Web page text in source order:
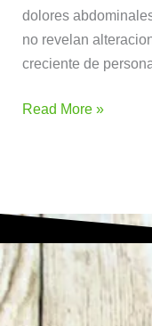
dolores
no revelan
creciente de
Read More »